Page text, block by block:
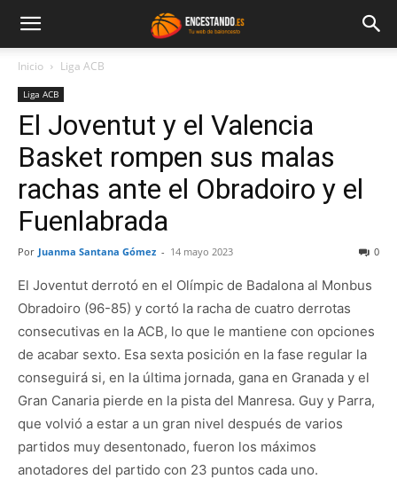
Inicio Liga ACB
Liga ACB
El Joventut y el Valencia
Basket rompen sus malas
rachas ante el Obradoiro y el
Fuenlabrada
Por Juanma Santana Gómez - 14 mayo 2023 0
El Joventut derrotó en el Olímpic de Badalona al Monbus
Obradoiro (96-85) y cortó la racha de cuatro derrotas
consecutivas en la ACB, lo que le mantiene con opciones
de acabar sexto. Esa sexta posición en la fase regular la
conseguirá si, en la última jornada, gana en Granada y el
Gran Canaria pierde en la pista del Manresa. Guy y Parra,
que volvió a estar a un gran nivel después de varios
partidos muy desentonado, fueron los máximos
anotadores del partido con 23 puntos cada uno.